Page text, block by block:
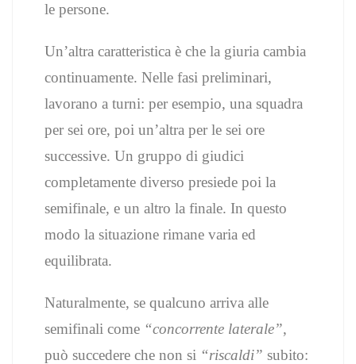
le persone.
Un’altra caratteristica è che la giuria cambia
continuamente. Nelle fasi preliminari,
lavorano a turni: per esempio, una squadra
per sei ore, poi un’altra per le sei ore
successive. Un gruppo di giudici
completamente diverso presiede poi la
semifinale, e un altro la finale. In questo
modo la situazione rimane varia ed
equilibrata.
Naturalmente, se qualcuno arriva alle
semifinali come “concorrente laterale”,
può succedere che non si “riscaldi” subito: